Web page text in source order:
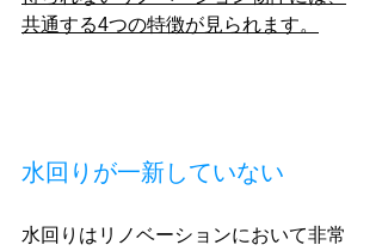
共通する4つの特徴が見られます。
水回りが一新していない
水回りはリノベーションにおいて非常